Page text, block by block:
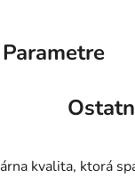
Parametre
kvalita, ktorá